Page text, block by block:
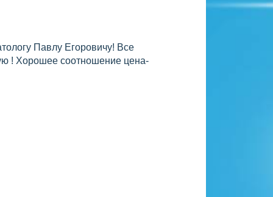
Павлу Егоровичу! Все
! Хорошее соотношение цена-